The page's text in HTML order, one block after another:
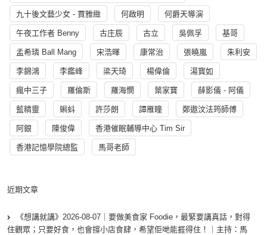
九十後文藝少女 - 賈雅緻 何啟明 何爵天導演
午夜工作者 Benny 古庄辰 古立 吳佩孚 基哥
孟希璘 Ball Mang 宋浩暉 康常治 張曉嵐 朱利安
李錦鴻 李鑑峰 梁天琦 楊偉倫 湯寳如
瘋中三子 羅倫斯 羅海憫 葉家寶 薛影儀 - 阿儀
藍精靈 蝌蚪 許莎朗 譚雁瞳 鄭遨汶法筠師傅
阿銀 陳俊偉 香港催眠輔導中心 Tim Sir
香港記憶學院總監 馬哥老師
近期文章
《想講就講》2026-08-07｜要做美食家 Foodie，最緊要講真話，對得
住觀眾；只要好食，也會撐小店食肆，希望佢哋能捱得住！｜主持：馬